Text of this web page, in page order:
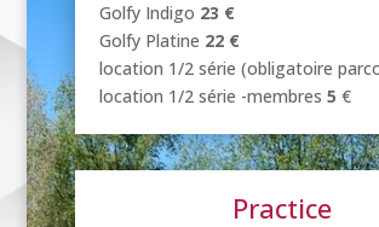
Golfy Indigo 23 €
Golfy Platine 22 €
location 1/2 série (obligatoire
location 1/2 série -membres5 €
Practice